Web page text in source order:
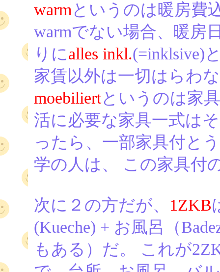
warm というのは暖房費
warmでない場合、暖房
りにalles inkl.(=inklsive)
家賃以外は一切はらわ
moebiliertというのは家
活に必要な家具一式は
ったら、一部家具付と
学の人は、 この家具付
次に２の方だが、 1ZKB
(Kueche) + お風呂（
もある）だ。 これが